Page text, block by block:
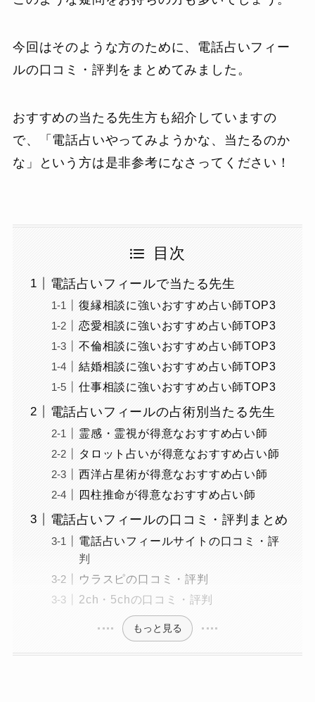
今回はそのような方のために、電話占いフィー
ルの口コミ・評判をまとめてみました。
おすすめの当たる先生方も紹介していますの
で、「電話占いやってみようかな、当たるのか
な」という方は是非参考になさってください！
目次
電話占いフィールで当たる先生
復縁相談に強いおすすめ占い師TOP3
恋愛相談に強いおすすめ占い師TOP3
不倫相談に強いおすすめ占い師TOP3
結婚相談に強いおすすめ占い師TOP3
仕事相談に強いおすすめ占い師TOP3
電話占いフィールの占術別当たる先生
霊感・霊視が得意なおすすめ占い師
タロット占いが得意なおすすめ占い師
西洋占星術が得意なおすすめ占い師
四柱推命が得意なおすすめ占い師
電話占いフィールの口コミ・評判まとめ
電話占いフィールサイトの口コミ・評
判
ウラスピの口コミ・評判
2ch・5chの口コミ・評判
もっと見る